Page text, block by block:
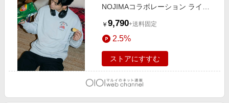
NOJIMAコラボレーション ライト
￥ 9,790+送料固定
2.5%
ストアにすすむ